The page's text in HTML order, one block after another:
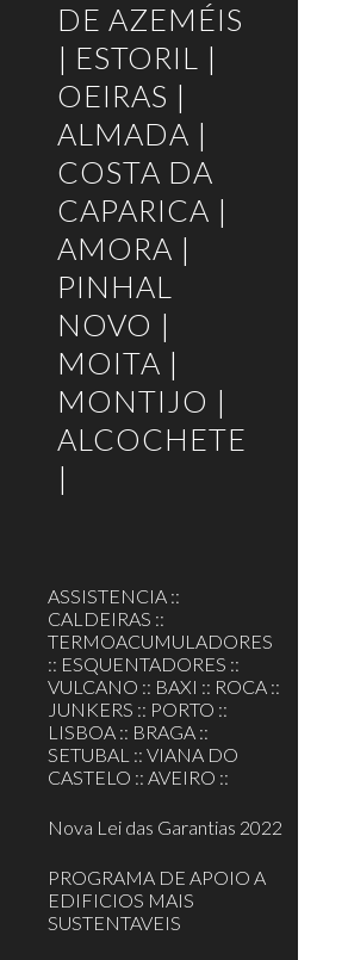
DE AZEMÉIS
| ESTORIL |
OEIRAS |
ALMADA |
COSTA DA
CAPARICA |
AMORA |
PINHAL
NOVO |
MOITA |
MONTIJO |
ALCOCHETE
|
ASSISTENCIA ::
CALDEIRAS ::
TERMOACUMULADORES
:: ESQUENTADORES ::
VULCANO :: BAXI :: ROCA ::
JUNKERS :: PORTO ::
LISBOA :: BRAGA ::
SETUBAL :: VIANA DO
CASTELO :: AVEIRO ::
Nova Lei das Garantias 2022
PROGRAMA DE APOIO A
EDIFICIOS MAIS
SUSTENTAVEIS